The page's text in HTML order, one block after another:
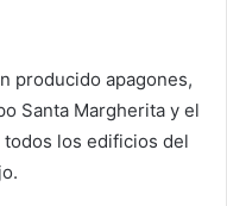
producido apagones,
Santa Margherita y el
los edificios del